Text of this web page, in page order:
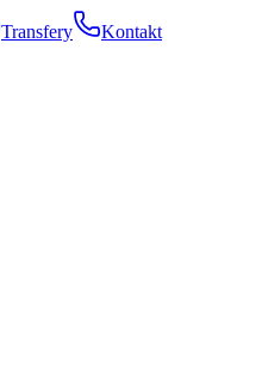
Transfery
Kontakt